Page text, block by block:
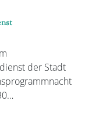
der Stadt